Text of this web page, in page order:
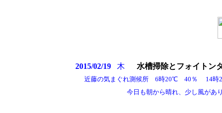
2015/02/19木 水槽掃除とフォイトン
近藤の気まぐれ測候所 6時20℃ 40％
今日も朝から晴れ、少し風があり寒か